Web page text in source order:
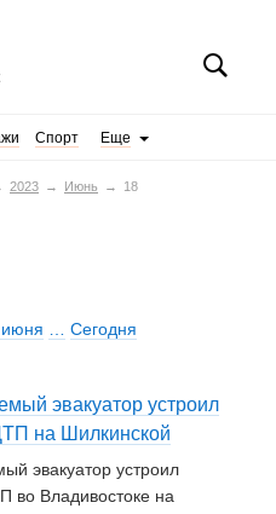
Спорт Еще
2023 Июнь 18
Сегодня
эвакуатор устроил
на Шилкинской
эвакуатор устроил
во Владивостоке на